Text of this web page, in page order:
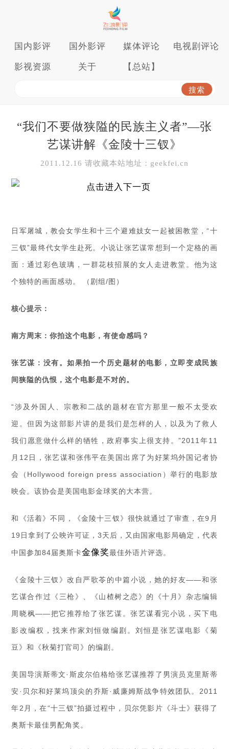
国内影评 国外影评 媒体评论 电视剧评论
影视资源 关于 【总站】
“我们不要做狭隘的民族主义者”—张
艺谋讲解《金陵十三钗》
2011.12.16 请收藏本站地址：geekfei.cn
日军屠城，教会女学生和十三个避难妓女一起被困教堂，“十
三钗”最终代女学生赴死。小说让张艺谋常想到一个定格的画
面：通过彩色玻璃，一群花枝招展的女人走进教堂。他为这
个独特的画面感动。 （剧组/图）
核心提示：
南方周末：你拍这个电影，有使命感吗？
张艺谋：没有。如果拍一个历史题材的电影，立即变成民族
间狭隘的仇恨，这个电影是不对的。
“涉及外国人、宗教和二战的题材在官方那里一般不太受欢
迎。但因为这部影片讲的是我们是怎样的人，以及为了救人
我们愿意做什么样的牺牲，政府事实上很支持。”2011年11
月12日，张艺谋和张伟平在美国出席了为好莱坞外国记者协
会（Hollywood foreign press association）举行的电影放
映会。该协会是美国电影金球奖的大本营。
和《活着》不同，《金陵十三钗》很快就通过了审查，在9月
19日拿到了公映许可证，3天后，又由国家电影局确定，代表
中国参加84届奥斯卡金像奖最佳外语片评选。
《金陵十三钗》改自严歌苓的中篇小说，她的好友——和张
艺谋合作过《三枪》、《山楂树之恋》的《十月》杂志编辑
周晓枫——把它推荐给了张艺谋。张艺谋看完小说，买下电
影改编权，找来作家刘恒做编剧。刘恒是张艺谋电影《菊
豆》和《秋菊打官司》的编剧。
美国导演斯蒂文·斯皮尔伯格给张艺谋推荐了男演员克里斯蒂
安·贝尔和好莱坞顶尖的乔斯·威廉姆斯战争特效团队。2011
年2月，在“十三钗”拍摄过程中，贝尔凭影片《斗士》获得了
奥斯卡最佳男配角奖。